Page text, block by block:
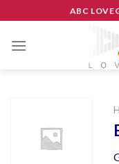
to
content
ABC